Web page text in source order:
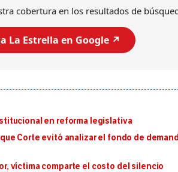
cobertura en los resultados de
La Estrella en Google ↗️
en reforma legislativa
Corte evitó analizar el fondo de
víctima comparte el costo del silencio
al sur de Japón,